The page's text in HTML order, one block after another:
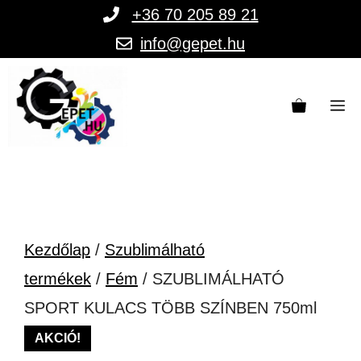
tartalomba
+36 70 205 89 21
info@gepet.hu
Kezdőlap / Szublimálható
termékek / Fém / SZUBLIMÁLHATÓ
SPORT KULACS TÖBB SZÍNBEN 750ml
AKCIÓ!